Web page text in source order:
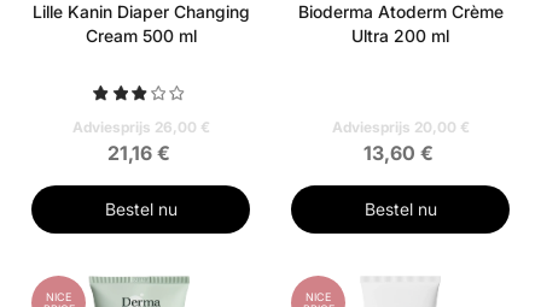
Lille Kanin Diaper Changing
Cream 500 ml
Adviesprijs 26,00 €
21,16 €
Bestel nu
Bioderma Atoderm Crème
Ultra 200 ml
Adviesprijs 20,00 €
13,60 €
Bestel nu
NICE
NICE